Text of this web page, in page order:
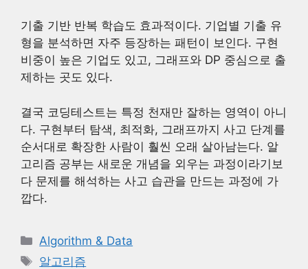
기출 기반 반복 학습도 효과적이다. 기업별 기출 유
형을 분석하면 자주 등장하는 패턴이 보인다. 구현
비중이 높은 기업도 있고, 그래프와 DP 중심으로 출
제하는 곳도 있다.
결국 코딩테스트는 특정 천재만 잘하는 영역이 아니
다. 구현부터 탐색, 최적화, 그래프까지 사고 단계를
순서대로 확장한 사람이 훨씬 오래 살아남는다. 알
고리즘 공부는 새로운 개념을 외우는 과정이라기보
다 문제를 해석하는 사고 습관을 만드는 과정에 가
깝다.
카
테
Algorithm & Data
태
알고리즘